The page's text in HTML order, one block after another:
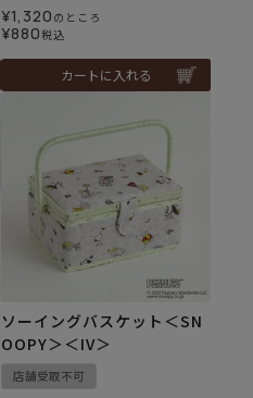
¥1,320 のところ
¥880税込
カートに入れる
ソーイングバスケット＜SN
OOPY＞＜IV＞
店舗受取不可